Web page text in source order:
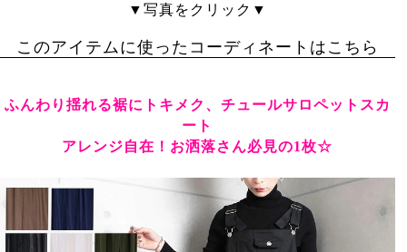
▼写真をクリック▼
このアイテムに使ったコーディネートはこちら
ふんわり揺れる裾にトキメク、チュールサロペットスカ
ート
アレンジ自在！お洒落さん必見の1枚☆